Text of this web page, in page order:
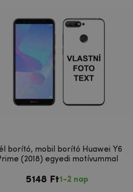
borító, mobil borító Huawei Y6
(2018) egyedi motívummal
5148 Ft1-2 nap